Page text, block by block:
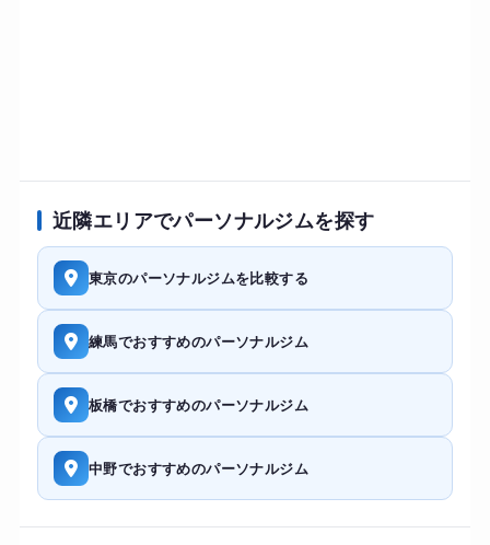
近隣エリアでパーソナルジムを探す
東京のパーソナルジムを比較する
練馬でおすすめのパーソナルジム
板橋でおすすめのパーソナルジム
中野でおすすめのパーソナルジム